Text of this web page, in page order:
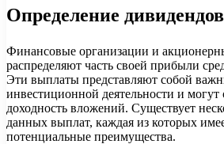
Определение
Финансовые организации и
распределяют часть своей прибыли
Эти выплаты представляют собой
инвестиционной деятельности и могут
доходность вложений. Существует
данных выплат, каждая из которых
потенциальные преимущества.